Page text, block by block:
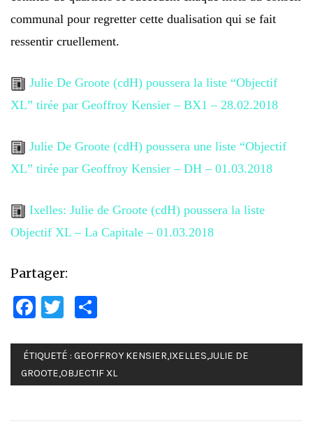
communal pour regretter cette dualisation qui se fait
ressentir cruellement.
Julie De Groote (cdH) poussera la liste “Objectif
XL” tirée par Geoffroy Kensier – BX1 – 28.02.2018
Julie De Groote (cdH) poussera une liste “Objectif
XL” tirée par Geoffroy Kensier – DH – 01.03.2018
Ixelles: Julie de Groote (cdH) poussera la liste
Objectif XL – La Capitale – 01.03.2018
Partager:
Facebook
Twitter
ÉTIQUETÉ : GEOFFROY KENSIER,IXELLES,JULIE DE
GROOTE,OBJECTIF XL